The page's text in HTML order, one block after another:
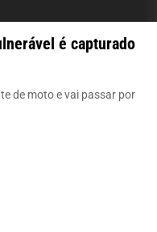
é capturado
de moto e vai passar por